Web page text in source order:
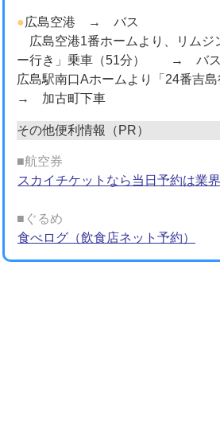
●広島空港 → バス
広島空港1番ホームより、リムジ
ー行き」乗車（51分） → バ
広島駅南口Aホームより「24番吉島
→ 加古町下車
その他便利情報（PR）
■航空券
スカイチケットなら当日予約は業界
■ぐるめ
食べログ（飲食店ネット予約）